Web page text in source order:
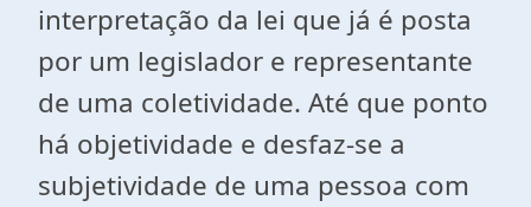
interpretação da lei que já é posta
por um legislador e representante
de uma coletividade. Até que ponto
há objetividade e desfaz-se a
subjetividade de uma pessoa com